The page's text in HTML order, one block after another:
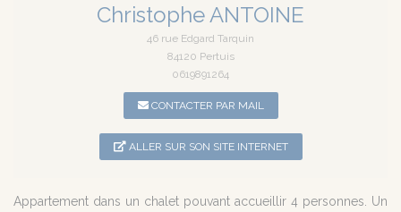
Christophe ANTOINE
46 rue Edgard Tarquin
84120 Pertuis
0619891264
CONTACTER PAR MAIL
ALLER SUR SON SITE INTERNET
Appartement dans un chalet pouvant accueillir 4 personnes. Un